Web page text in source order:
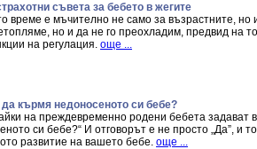
съвета за бебето в жегите
време е мъчително не само за възрастните, но
но и да не го преохладим, предвид на
на регулация. още ...
да кърмя недоносеното си бебе?
на преждевременно родени бебета задават
си бебе?“ И отговорът е не просто „Да”, и
развитие на вашето бебе. още ...